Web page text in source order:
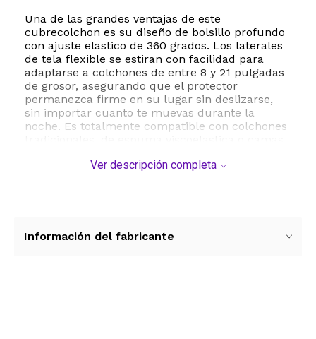
Una de las grandes ventajas de este
cubrecolchon es su diseño de bolsillo profundo
con ajuste elastico de 360 grados. Los laterales
de tela flexible se estiran con facilidad para
adaptarse a colchones de entre 8 y 21 pulgadas
de grosor, asegurando que el protector
permanezca firme en su lugar sin deslizarse,
sin importar cuanto te muevas durante la
noche. Es totalmente compatible con colchones
un sueño fresco y reparador. Su mantenimiento
Ver descripción completa
Información del fabricante